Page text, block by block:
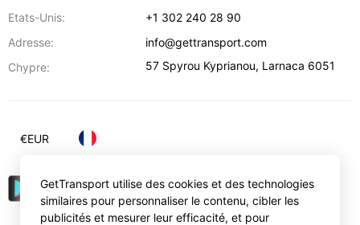
Etats-Unis:
+1 302 240 28 90
Adresse:
info@gettransport.com
Chypre:
57 Spyrou Kyprianou, Larnaca 6051
€EUR
GetTransport utilise des cookies et des technologies
similaires pour personnaliser le contenu, cibler les
publicités et mesurer leur efficacité, et pour